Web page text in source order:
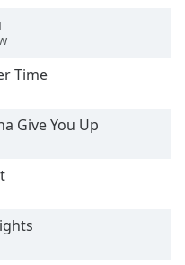
Time
Give You Up